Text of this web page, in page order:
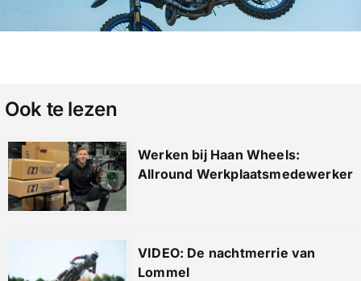
Ook te lezen
Werken bij Haan Wheels:
Allround Werkplaatsmedewerker
VIDEO: De nachtmerrie van
Lommel